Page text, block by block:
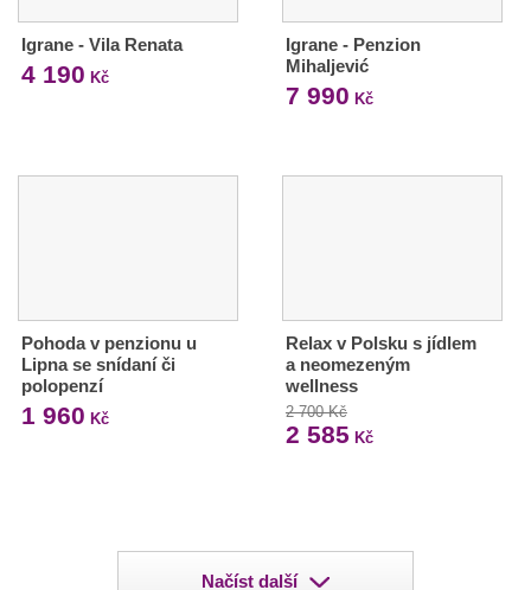
Igrane - Vila Renata
4 190 Kč
Igrane - Penzion
Mihaljević
7 990 Kč
Pohoda v penzionu u
Lipna se snídaní či
polopenzí
1 960 Kč
Relax v Polsku s jídlem
a neomezeným
wellness
2 700 Kč
2 585 Kč
Načíst další